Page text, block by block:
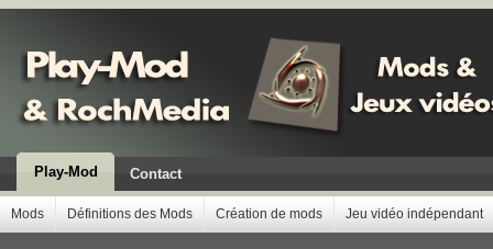
Play-Mod Contact
Mods Définitions des Mods Création de mods Jeu vidéo indépendant